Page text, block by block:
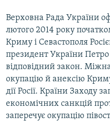
Верховна Рада України
лютого 2014 року
Криму і Севастополя
президент України
відповідний закон.
окупацію й анексію
дії Росії. Країни Заходу
економічних санкцій
заперечує окупацію